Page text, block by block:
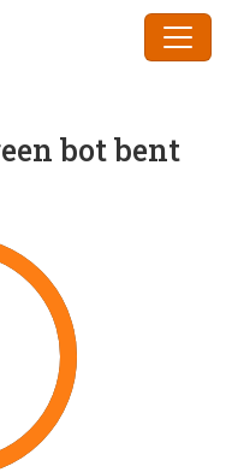
bot bent